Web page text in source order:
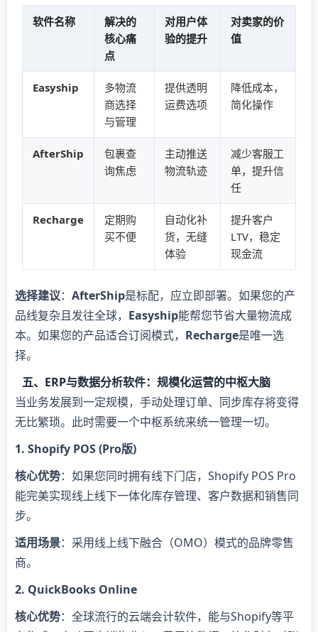
软件名称
解决的
核心痛
点
对用户体
验的提升
对卖家的价
值
​Easyship​
多物流
商选择
与管理
提供透明
运费选项
降低成本，
简化操作
​AfterShip​
包裹查
询焦虑
主动推送
物流轨迹
减少客服工
单，提升信
任
​Recharge​
定期购
买不便
自动化补
货，无缝
体验
提升客户
LTV，稳定
现金流
​选择建议​​：​ ​AfterShip​​是标配，应立即部署。如果您的产
品线复杂且发往全球，​ ​Easyship​​能帮您节省大量物流成
本。如果您的产品适合订阅模式，​ ​Recharge​​是唯一选
择。
五、ERP与数据分析软件：规模化运营的中枢大脑
当业务发展到一定规模，手动处理订单、同步库存将变得
无比繁琐。此时需要一个中枢系统来统一管理一切。
​1. Shopify POS (Pro版)​
​核心优势​​：如果您同时拥有线下门店，Shopify POS Pro
能完美实现线上线下一体化库存管理、客户数据和销售同
步。
​适用场景​​：采用线上线下融合（OMO）模式的品牌零售
商。
​2. QuickBooks Online​
​核心优势​​：全球流行的云端会计软件，能与Shopify等平